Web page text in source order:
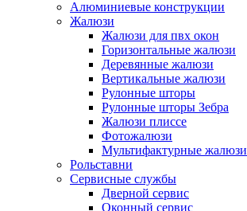
Алюминиевые конструкции
Жалюзи
Жалюзи для пвх окон
Горизонтальные жалюзи
Деревянные жалюзи
Вертикальные жалюзи
Рулонные шторы
Рулонные шторы Зебра
Жалюзи плиссе
Фотожалюзи
Мультифактурные жалюзи
Рольставни
Сервисные службы
Дверной сервис
Оконный сервис